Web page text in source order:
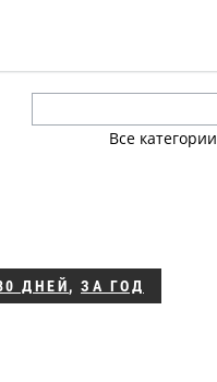
Все категории
ДНЕЙ, ЗА ГОД